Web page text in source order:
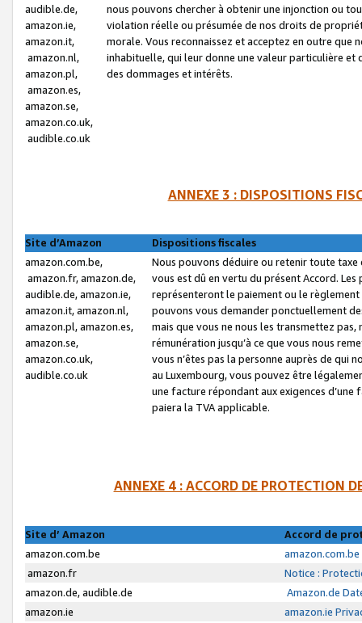
audible.de,
amazon.ie,
amazon.it,
amazon.nl,
amazon.pl,
amazon.es,
amazon.se,
amazon.co.uk,
audible.co.uk
nous pouvons chercher à obtenir une injonction ou
violation réelle ou présumée de nos droits de
morale. Vous reconnaissez et acceptez en outre que
inhabituelle, qui leur donne une valeur particulière
des dommages et intérêts.
ANNEXE 3 : DISPOSITIONS
Site d’Amazon
Dispositions fiscales
amazon.com.be,
amazon.fr, amazon.de,
audible.de, amazon.ie,
amazon.it, amazon.nl,
amazon.pl, amazon.es,
amazon.se,
amazon.co.uk,
audible.co.uk
Nous pouvons déduire ou retenir toute
vous est dû en vertu du présent Accord.
représenteront le paiement ou le
pouvons vous demander ponctuellement
mais que vous ne nous les transmettez
rémunération jusqu’à ce que vous nous
vous n’êtes pas la personne auprès de qui
au Luxembourg, vous pouvez être
une facture répondant aux exigences
paiera la TVA applicable.
ANNEXE 4 : ACCORD DE PROTECTION
Site d’ Amazon
Accord de
amazon.com.be
amazon.fr
Notice :
amazon.de, audible.de
Amazon.de
amazon.ie
amazon.ie